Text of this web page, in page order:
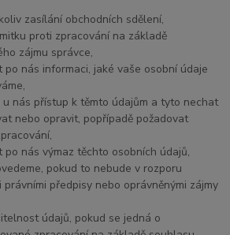
zasílání obchodních sdělení,
proti zpracování na základě
zájmu správce,
po nás informaci, jaké vaše osobní údaje
u nás přístup k těmto údajům a tyto nechat
nebo opravit, popřípadě požadovat
po nás výmaz těchto osobních údajů,
pokud to nebude v rozporu
právními předpisy nebo oprávněnými zájmy
údajů, pokud se jedná o